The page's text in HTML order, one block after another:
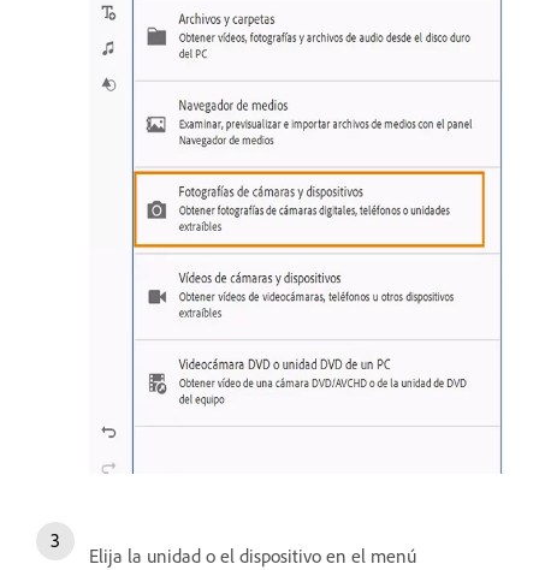
Elija la unidad o el dispositivo en el menú